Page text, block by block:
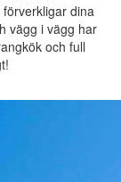
dina
vägg i vägg har
och full